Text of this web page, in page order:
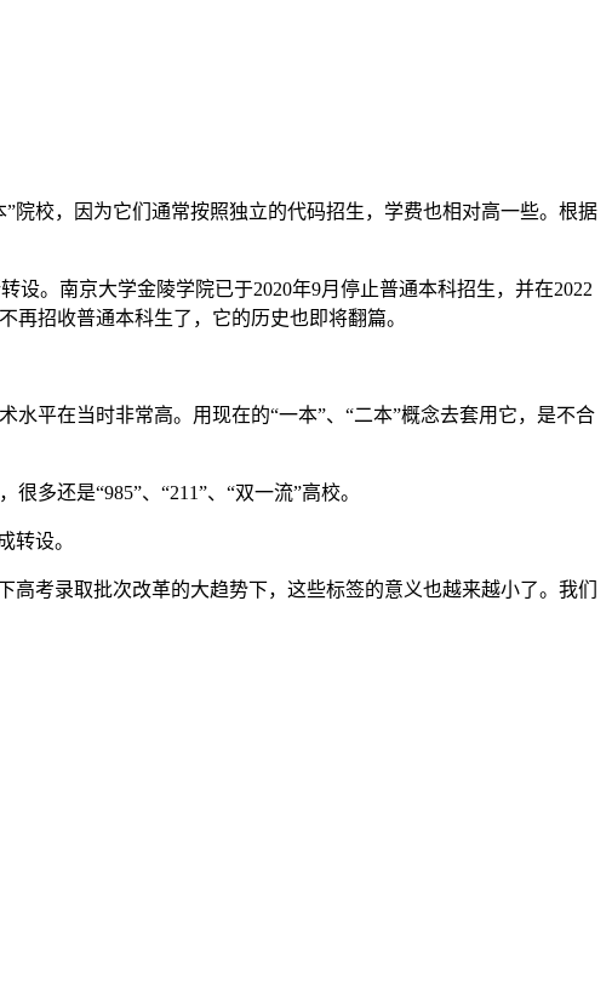
院校，因为它们通常按照独立的代码招生，学费也相对高一些。根据
。南京大学金陵学院已于2020年9月停止普通本科招生，并在2022
再招收普通本科生了，它的历史也即将翻篇。
平在当时非常高。用现在的“一本”、“二本”概念去套用它，是不合
多还是“985”、“211”、“双一流”高校。
转设。
考录取批次改革的大趋势下，这些标签的意义也越来越小了。我们